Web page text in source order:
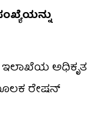
ಇಲಾಖೆಯ ಅಧಿಕೃತ
ರೇಷನ್